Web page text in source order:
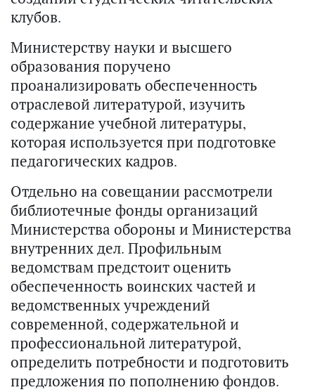
клубов.
Министерству науки и высшего
образования поручено
проанализировать обеспеченность
отраслевой литературой, изучить
содержание учебной литературы,
которая используется при подготовке
педагогических кадров.
Отдельно на совещании рассмотрели
библиотечные фонды организаций
Министерства обороны и Министерства
внутренних дел. Профильным
ведомствам предстоит оценить
обеспеченность воинских частей и
ведомственных учреждений
современной, содержательной и
профессиональной литературой,
определить потребности и подготовить
предложения по пополнению фондов.